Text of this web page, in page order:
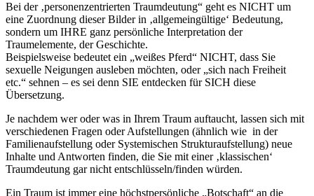
Bei der ‚personenzentrierten Traumdeutung“ geht es NICHT um
eine Zuordnung dieser Bilder in ‚allgemeingültige‘ Bedeutung,
sondern um IHRE ganz persönliche Interpretation der
Traumelemente, der Geschichte.
Beispielsweise bedeutet ein „weißes Pferd“ NICHT, dass Sie
sexuelle Neigungen ausleben möchten, oder „sich nach Freiheit
etc.“ sehnen – es sei denn SIE entdecken für SICH diese
Übersetzung.
Je nachdem wer oder was in Ihrem Traum auftaucht, lassen sich mit
verschiedenen Fragen oder Aufstellungen (ähnlich wie in der
Familienaufstellung oder Systemischen Strukturaufstellung) neue
Inhalte und Antworten finden, die Sie mit einer ‚klassischen‘
Traumdeutung gar nicht entschlüsseln/finden würden.
Ein Traum ist immer eine höchstpersönliche „Botschaft“ an die